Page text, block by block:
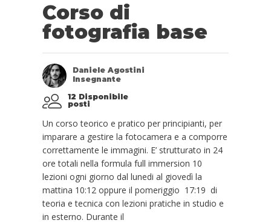
Corso di
fotografia base
Daniele Agostini
Insegnante
12 Disponibile
posti
Un corso teorico e pratico per principianti, per
imparare a gestire la fotocamera e a comporre
correttamente le immagini. E’ strutturato in 24
ore totali nella formula full immersion 10
lezioni ogni giorno dal lunedi al giovedì la
mattina 10:12 oppure il pomeriggio 17:19 di
teoria e tecnica con lezioni pratiche in studio e
in esterno. Durante il